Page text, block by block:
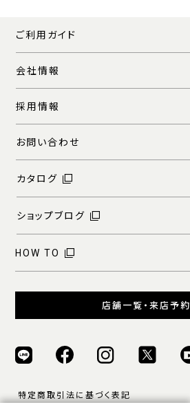
ご利用ガイド
会社情報
採用情報
お問い合わせ
カタログ
ショップブログ
HOW TO
店舗一覧・来店予約
特定商取引法に基づく表記